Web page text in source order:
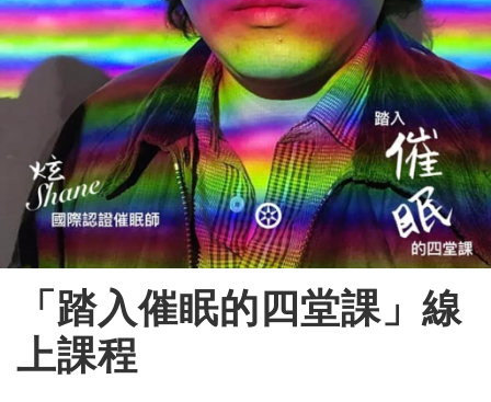
「踏入催眠的四堂課」線
上課程